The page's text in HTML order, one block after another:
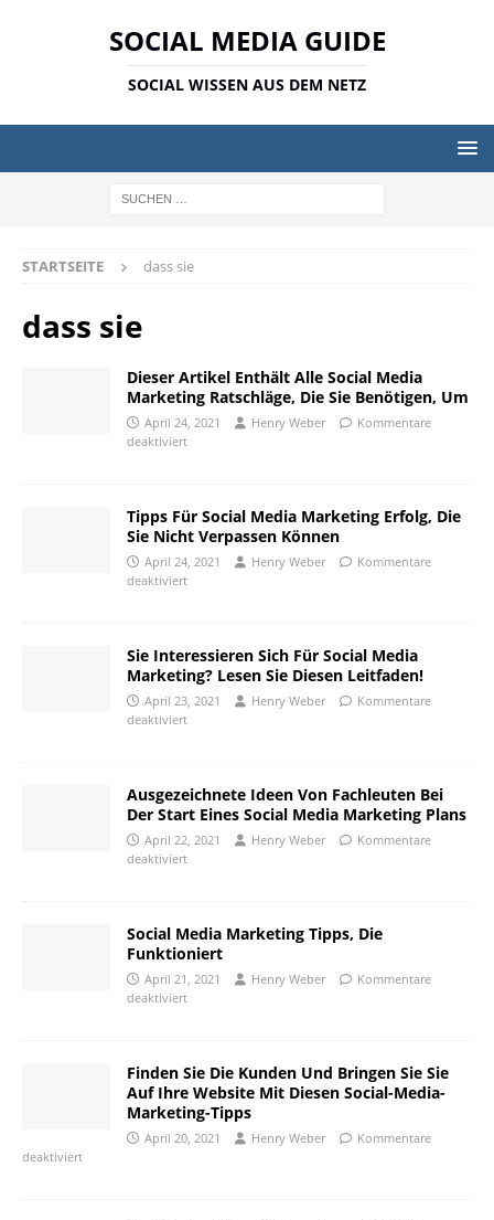
SOCIAL MEDIA GUIDE
SOCIAL WISSEN AUS DEM NETZ
STARTSEITE dass sie
dass sie
Dieser Artikel Enthält Alle Social Media
Marketing Ratschläge, Die Sie Benötigen, Um
April 24, 2021 Henry Weber
Kommentare
deaktiviert
Tipps Für Social Media Marketing Erfolg, Die
Sie Nicht Verpassen Können
April 24, 2021 Henry Weber
Kommentare
deaktiviert
Sie Interessieren Sich Für Social Media
Marketing? Lesen Sie Diesen Leitfaden!
April 23, 2021 Henry Weber
Kommentare
deaktiviert
Ausgezeichnete Ideen Von Fachleuten Bei
Der Start Eines Social Media Marketing Plans
April 22, 2021 Henry Weber
Kommentare
deaktiviert
Social Media Marketing Tipps, Die
Funktioniert
April 21, 2021 Henry Weber
Kommentare
deaktiviert
Finden Sie Die Kunden Und Bringen Sie Sie
Auf Ihre Website Mit Diesen Social-Media-
Marketing-Tipps
April 20, 2021 Henry Weber
Kommentare
deaktiviert